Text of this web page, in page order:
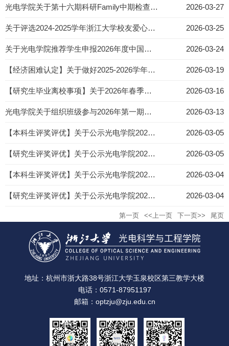
光电学院关于第十六期科研Family中期检查的通知 2026-03-27
关于评选2024-2025学年浙江大学校友爱心励志奖学金的通知 2026-03-25
关于光电学院推荐学生申报2026年度中国仪器仪表学会奖学金的通知 2026-03-24
【经济困难认定】关于做好2025-2026学年家庭经济困难研究生复核与调整工作的通知 2026-03-19
【研究生毕业离校事项】关于2026年春季研究生毕业相关事项的通知 2026-03-16
光电学院关于组织班级参与2026年第一期心理促进训练营的倡议通知 2026-03-13
【本科生评奖评优】关于公示光电学院2026届本科生校级优秀毕业生荣誉称号推荐名单的通知 2026-03-05
【研究生评奖评优】关于公示光电学院2026届研究生校级优秀毕业生荣誉称号推荐名单的通知 2026-03-05
【本科生评奖评优】关于公示光电学院2026届本科生省级优秀毕业生荣誉称号推荐名单的通知 2026-03-04
【研究生评奖评优】关于公示光电学院2026届研究生省级优秀毕业生荣誉称号推荐名单的通知 2026-03-04
第一页 <<上一页 下一页>> 尾页
地址：杭州市浙大路38号浙江大学玉泉校区第三教学大楼
电话：0571-87951197
邮箱：optzju@zju.edu.cn